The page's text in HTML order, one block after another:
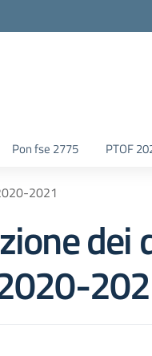
Pon fse 2775 PTOF
2021
dei